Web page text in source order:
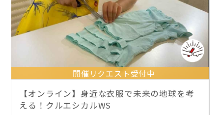
開催リクエスト受付中
【オンライン】身近な衣服で未来の地球を考
える！クルエシカルWS